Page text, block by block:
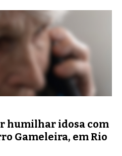
humilhar idosa com
Gameleira, em Rio